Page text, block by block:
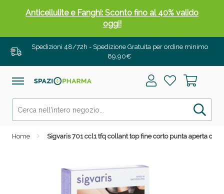
Spedizioni 48/72h - Spedizione Gratuita per ordine minimo
89,90€
Home Sigvaris 701 ccl1 tfq collant top fine corto punta aperta
Anticellulite e Fanghi: Sconto fino al 40% valido
oggi!
Anticellulite e Fanghi: Sconto fino al 40% valido